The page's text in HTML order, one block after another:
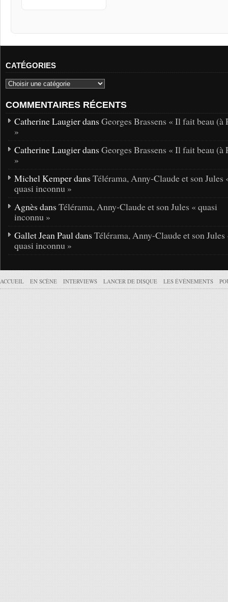
CATÉGORIES
COMMENTAIRES RÉCENTS
Catherine Laugier dans Georges Brassens « Il fait beau (à
»
Catherine Laugier dans Georges Brassens « Il fait beau (à
»
Michel Kemper dans Télérama, Anny-Claude et son Jules
quasi inconnu »
Agnès dans Télérama, Anny-Claude et son Jules « quasi
inconnu »
Gallet Jean Paul dans Télérama, Anny-Claude et son Jules
quasi inconnu »
ACCUEIL EN SCÈNE INTERVIEWS LANCER DE DISQUE LES ÉVÉNEMENTS